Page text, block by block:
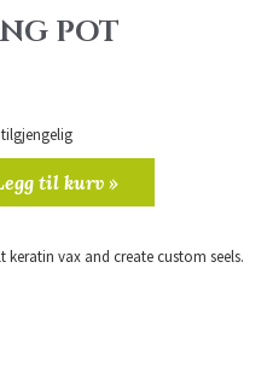
POT
til kurv »
keratin vax and create custom seels.